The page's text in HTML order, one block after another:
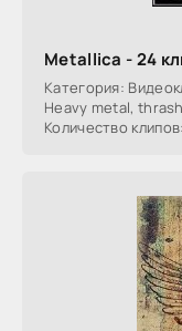
Metallica - 24
Категория:
Heavy metal,
Количество